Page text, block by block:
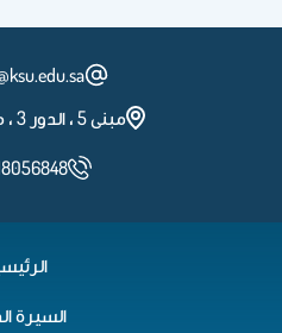
النباتية -نظري
النباتية -نظري
مبنى 5 ، الدور 3 ، مكتب رقم 207
السيرة